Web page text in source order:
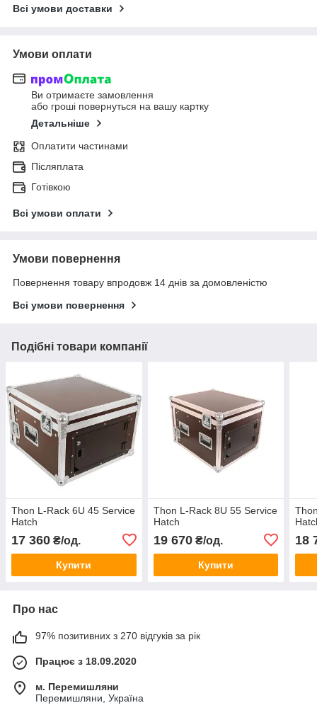
Всі умови доставки
Умови оплати
Ви отримаєте замовлення
або гроші повернуться на вашу картку
Детальніше
Оплатити частинами
Післяплата
Готівкою
Всі умови оплати
Умови повернення
Повернення товару впродовж 14 днів за домовленістю
Всі умови повернення
Подібні товари компанії
Thon L-Rack 6U 45 Service
Hatch
17 360 ₴/од.
Купити
Thon L-Rack 8U 55 Service
Hatch
19 670₴/од.
Купити
18
Про нас
97% позитивних з 270 відгуків за рік
Працює з 18.09.2020
м. Перемишляни
Перемишляни, Україна